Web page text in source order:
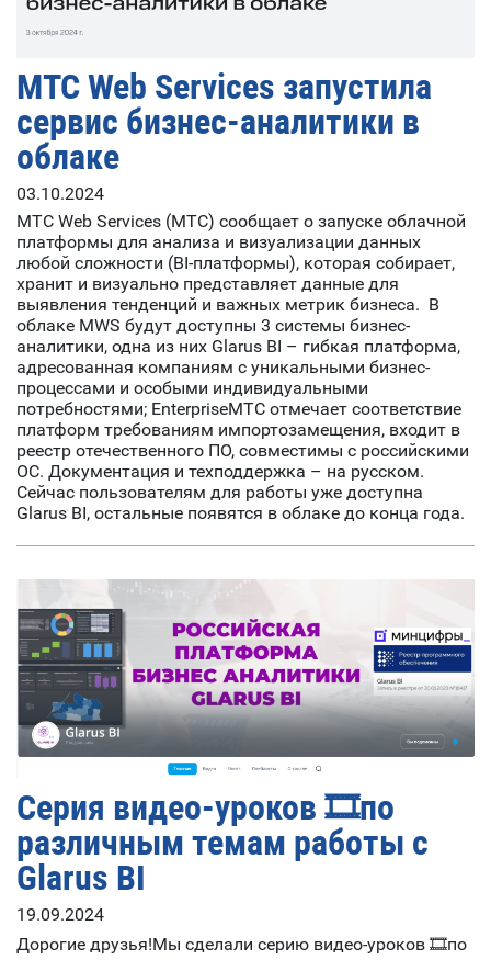
МТС Web Services запустила
сервис бизнес-аналитики в
облаке
03.10.2024
МТС Web Services (МТС) сообщает о запуске облачной
платформы для анализа и визуализации данных
любой сложности (BI-платформы), которая собирает,
хранит и визуально представляет данные для
выявления тенденций и важных метрик бизнеса. В
облаке MWS будут доступны 3 системы бизнес-
аналитики, одна из них Glarus BI – гибкая платформа,
адресованная компаниям с уникальными бизнес-
процессами и особыми индивидуальными
потребностями; EnterpriseМТС отмечает соответствие
платформ требованиям импортозамещения, входит в
реестр отечественного ПО, совместимы с российскими
ОС. Документация и техподдержка – на русском.
Сейчас пользователям для работы уже доступна
Glarus BI, остальные появятся в облаке до конца года.
Серия видео-уроков 🎞по
различным темам работы с
Glarus BI
19.09.2024
Дорогие друзья!Мы сделали серию видео-уроков 🎞по